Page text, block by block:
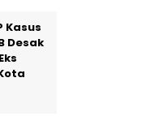
Kasus
Desak